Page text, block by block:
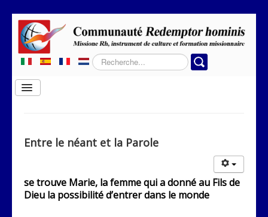
Rechercher
Basculer
Qui sommes-nous
Rubriques
Contacts
Entre le néant et la Parole
se trouve Marie, la femme qui a donné au Fils de
Dieu la possibilité d’entrer dans le monde